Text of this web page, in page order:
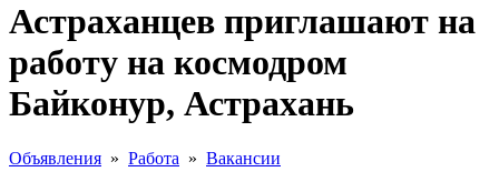
Астраханцев приглашают на
работу на космодром
Байконур, Астрахань
Объявления » Работа » Вакансии